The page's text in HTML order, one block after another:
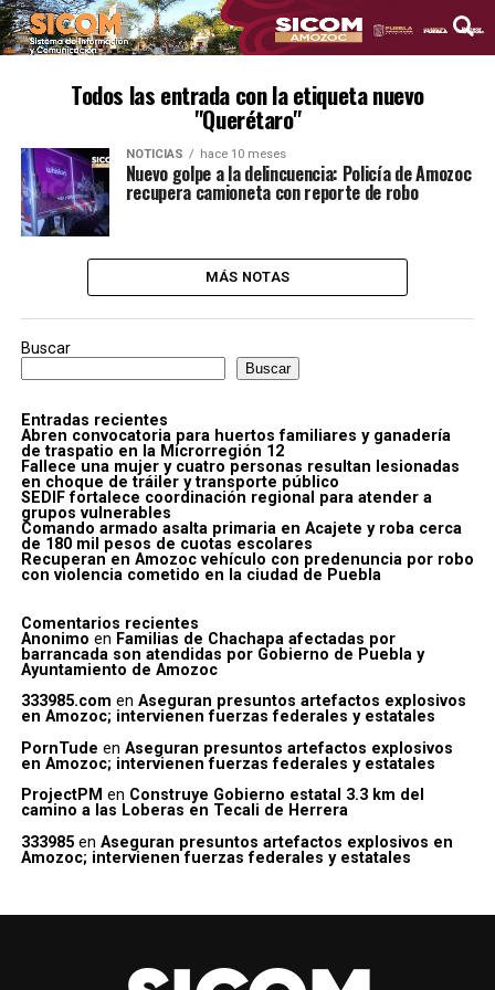
Todos las entrada con la etiqueta nuevo
"Querétaro"
NOTICIAS hace 10 meses
Nuevo golpe a la delincuencia: Policía de Amozoc
recupera camioneta con reporte de robo
MÁS NOTAS
Buscar
Buscar
Entradas recientes
Abren convocatoria para huertos familiares y ganadería
de traspatio en la Microrregión 12
Fallece una mujer y cuatro personas resultan lesionadas
en choque de tráiler y transporte público
SEDIF fortalece coordinación regional para atender a
grupos vulnerables
Comando armado asalta primaria en Acajete y roba cerca
de 180 mil pesos de cuotas escolares
Recuperan en Amozoc vehículo con predenuncia por robo
con violencia cometido en la ciudad de Puebla
Comentarios recientes
Anonimo en Familias de Chachapa afectadas por
barrancada son atendidas por Gobierno de Puebla y
Ayuntamiento de Amozoc
333985.com en Aseguran presuntos artefactos explosivos
en Amozoc; intervienen fuerzas federales y estatales
PornTude en Aseguran presuntos artefactos explosivos
en Amozoc; intervienen fuerzas federales y estatales
ProjectPM en Construye Gobierno estatal 3.3 km del
camino a las Loberas en Tecali de Herrera
333985en Aseguran presuntos artefactos explosivos en
Amozoc; intervienen fuerzas federales y estatales